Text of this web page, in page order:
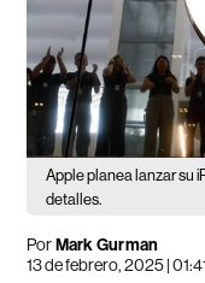
Apple planea lanzar su
detalles.
PorMark Gurman
13 de febrero, 2025 |